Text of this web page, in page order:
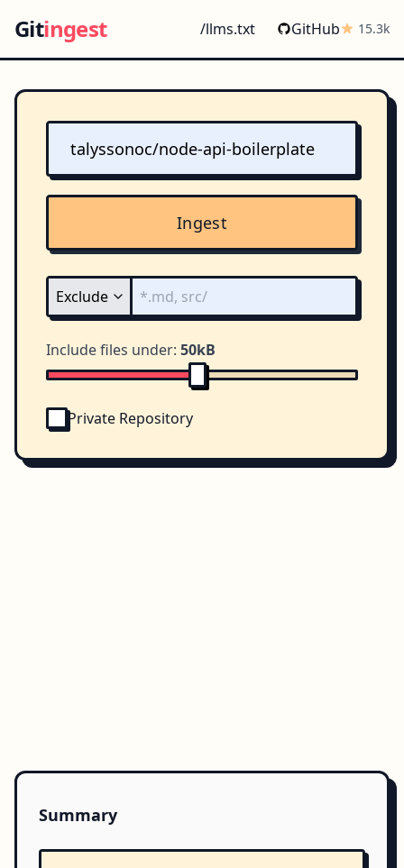
Gitingest /llms.txt GitHub 15.3k
Ingest
Include files under: 50kB
Private Repository
Summary